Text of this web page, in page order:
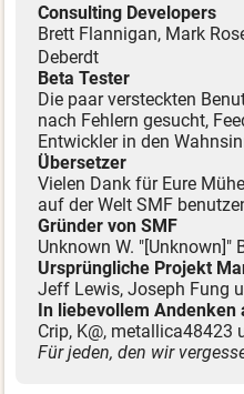
Consulting Developers
Brett Flannigan, Mark
Deberdt
Beta Tester
Die paar versteckten
nach Fehlern gesucht,
Entwickler in den
Übersetzer
Vielen Dank für Eure
auf der Welt SMF
Gründer von SMF
Unknown W. "[Unknown]"
Ursprüngliche Projekt
Jeff Lewis, Joseph Fung
In liebevollem Andenken
Crip, K@, metallica48423
Für jeden, den wir